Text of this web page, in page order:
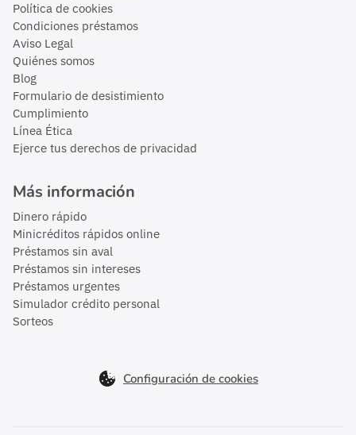
Política de cookies
Condiciones préstamos
Aviso Legal
Quiénes somos
Blog
Formulario de desistimiento
Cumplimiento
Línea Ética
Ejerce tus derechos de privacidad
Más información
Dinero rápido
Minicréditos rápidos online
Préstamos sin aval
Préstamos sin intereses
Préstamos urgentes
Simulador crédito personal
Sorteos
Configuración de cookies